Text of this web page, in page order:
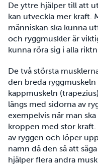
De yttre hjälper till att
kan utveckla mer kraft.
människan ska kunna
och ryggmuskler är
kunna röra sig i alla
De två största
den breda
kappmuskeln
längs med sidorna av
exempelvis när man
kroppen med stor
av ryggen och löper
namn då den så att
hjälper flera andra